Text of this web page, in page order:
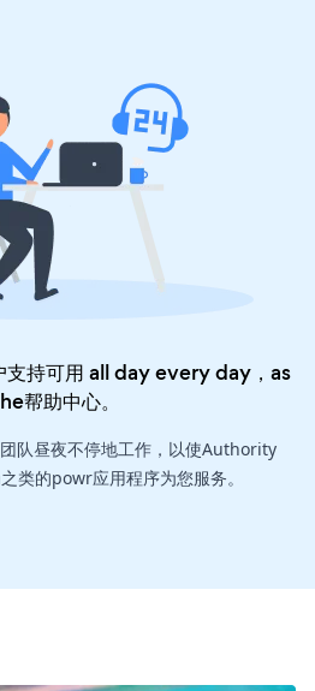
持可用 all day every day，as
帮助中心。
队昼夜不停地工作，以使Authority
类的powr应用程序为您服务。